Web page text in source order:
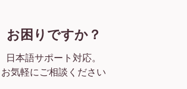
お困りですか？
日本語サポート対応。
お気軽にご相談ください